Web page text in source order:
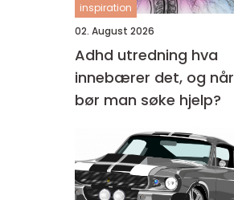
inspiration
02. August 2026
Adhd utredning hva
innebærer det, og når
bør man søke hjelp?